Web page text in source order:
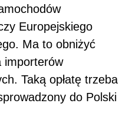
Europejskiego
Ma to obniżyć
importerów
Taką opłatę trzeba
do Polski